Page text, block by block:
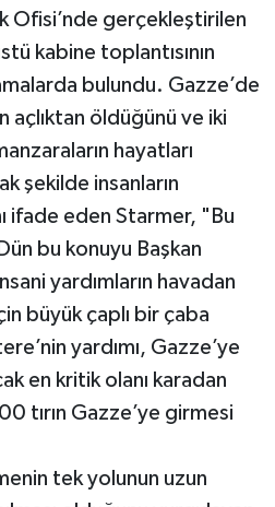
Ofisi’nde gerçekleştirilen
kabine toplantısının
bulundu. Gazze’de
açlıktan öldüğünü ve iki
hayatları
şekilde insanların
ifade eden Starmer, "Bu
bu konuyu Başkan
yardımların havadan
büyük çaplı bir çaba
yardımı, Gazze’ye
en kritik olanı karadan
tırın Gazze’ye girmesi
tek yolunun uzun